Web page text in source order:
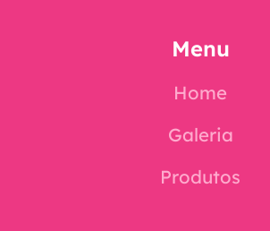
Menu
Home
Galeria
Produtos